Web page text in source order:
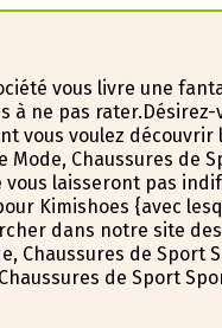
vous livre une
à ne pas rater.Désirez-
vous voulez
Mode, Chaussures de
vous laisseront pas
Kimishoes {avec
dans notre site
Chaussures de Sport
de Sport